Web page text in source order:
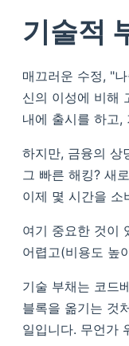
기술적
매끄러운 수정, "
신의 이성에 비해
내에 출시를 하고,
하지만, 금융의 상
그 빠른 해킹? 새
이제 몇 시간을 소
여기 중요한 것이
어렵고(비용도 높
기술 부채는 코드
블록을 옮기는 것
일입니다. 무언가